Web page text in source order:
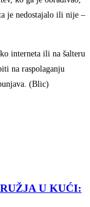
je nedostajalo ili nije –
interneta ili na šalteru
na raspolaganju
(Blic)
U KUĆI: